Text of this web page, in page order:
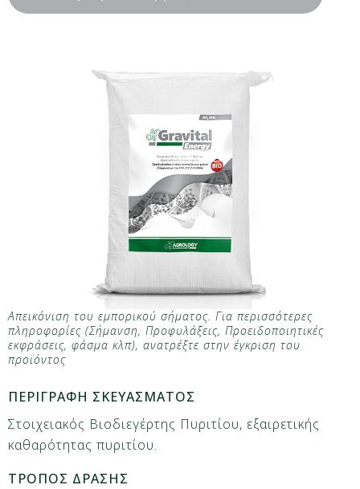
Απεικόνιση του εμπορικού σήματος. Για περισσότερες
πληροφορίες (Σήμανση, Προφυλάξεις, Προειδοποιητικές
εκφράσεις, φάσμα κλπ), ανατρέξτε στην έγκριση του
προϊόντος
ΠΕΡΙΓΡΑΦΗ ΣΚΕΥΑΣΜΑΤΟΣ
Στοιχειακός Βιοδιεγέρτης Πυριτίου, εξαιρετικής
καθαρότητας πυριτίου.
ΤΡΟΠΟΣ ΔΡΑΣΗΣ